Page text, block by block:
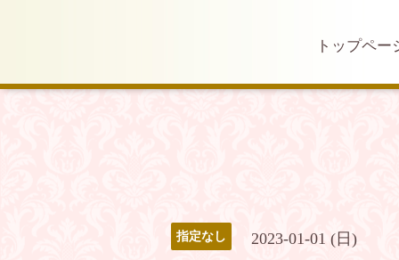
トップペー
指定なし 2023-01-01 (日)